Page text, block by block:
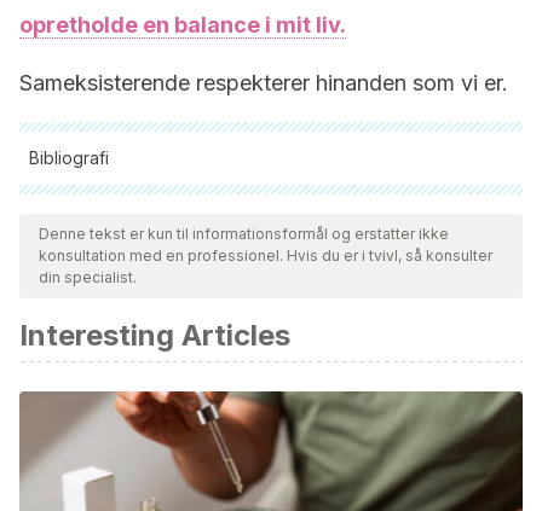
opretholde en balance i mit liv.
Sameksisterende respekterer hinanden som vi er.
Bibliografi
Alle citerede kilder blev grundigt gennemgået af vores team
for at sikre deres kvalitet, pålidelighed, aktualitet og validitet.
Bibliografien i denne artikel blev betragtet som pålidelig og af
Gilbert, C. Dr. Chris Gilbert – Author | Physician, Speaker,
and Author. Retrieved 3 January 2021, from
https://drchrisgilbert.com/
Albrecht, J. M. (1999). Saying yes and saying no:
Individualist ethics in Ellison, Burke, and Emerson.
Publications of the Modern Language Association of
Denne tekst er kun til informationsformål og erstatter ikke
konsultation med en professionel. Hvis du er i tvivl, så konsulter
din specialist.
Interesting Articles